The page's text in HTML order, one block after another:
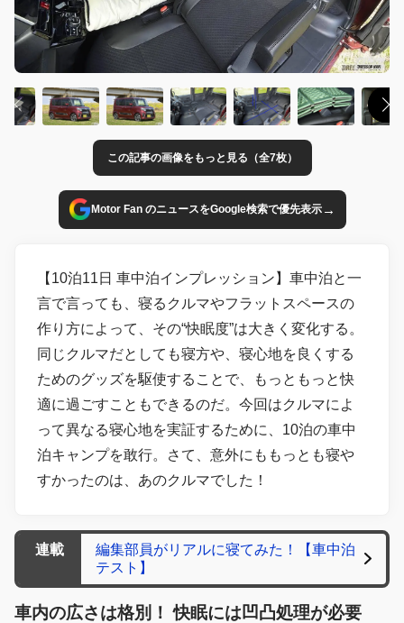
この記事の画像をもっと見る（全7枚）
Motor Fan のニュースをGoogle検索で優先表示→
【10泊11日 車中泊インプレッション】車中泊と一
言で言っても、寝るクルマやフラットスペースの
作り方によって、その“快眠度”は大きく変化する。
同じクルマだとしても寝方や、寝心地を良くする
ためのグッズを駆使することで、もっともっと快
適に過ごすこともできるのだ。今回はクルマによ
って異なる寝心地を実証するために、10泊の車中
泊キャンプを敢行。さて、意外にももっとも寝や
すかったのは、あのクルマでした！
連載
編集部員がリアルに寝てみた！【車中泊
テスト】
車内の広さは格別！ 快眠には凹凸処理が必要